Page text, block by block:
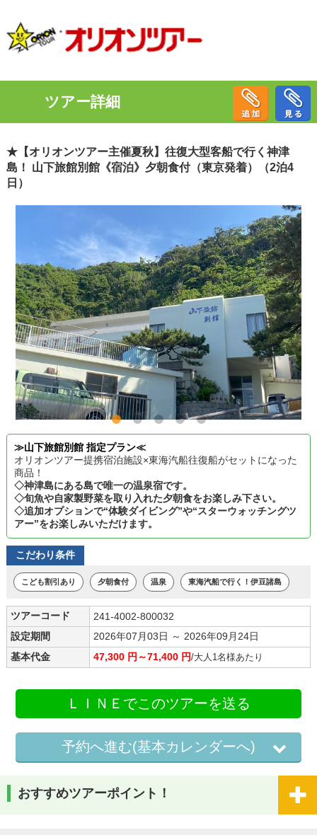
ツアー詳細
★【オリオンツアー主催夏秋】往復大型客船で行く神津
島！ 山下旅館別館《宿泊》夕朝食付（東京発着）（2泊4
日）
≫山下旅館別館 指定プラン≪
オリオンツアー提携宿泊施設×東海汽船往復船がセットになった
商品！
◇神津島にある島で唯一の温泉宿です。
◇旬魚や自家製野菜を取り入れた夕朝食をお楽しみ下さい。
◇追加オプションで“体験ダイビング”や“スターウォッチングツ
アー”をお楽しみいただけます。
こだわり条件
こども割引あり 夕朝食付 温泉 東海汽船で行く！伊豆諸島
ツアーコード
241-4002-800032
設定期間
2026年07月03日 ～ 2026年09月24日
基本代金
47,300 円～71,400 円/大人1名様あたり
ＬＩＮＥでこのツアーを送る
予約へ進む(基本カレンダーへ)
おすすめツアーポイント！